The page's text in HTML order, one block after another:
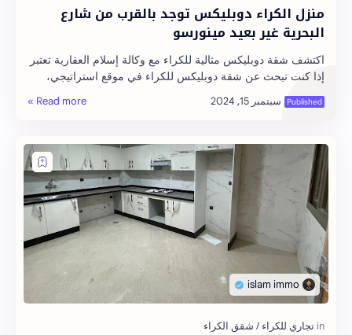
منزل الكراء دوبليكس توجد بالقرب من شارع
البحرية غير بعيد مينورسو
اكتشف شقة دوبليكس مثالية للكراء مع وكالة إسلام العقارية تعتبر
إذا كنت تبحث عن شقة دوبليكس للكراء في موقع استراتيجي،
فإن وكالة إسلام العقارية تقدم لك …